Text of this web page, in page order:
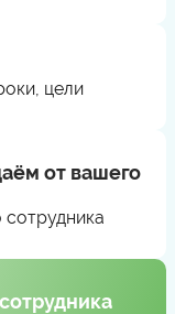
цели
от вашего